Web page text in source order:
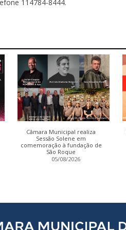
114784-8444.
Câmara Municipal realiza
Sessão Solene em
comemoração à fundação de
São Roque
05/08/2026